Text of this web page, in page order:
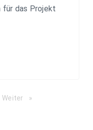
für das Projekt
Weiter page